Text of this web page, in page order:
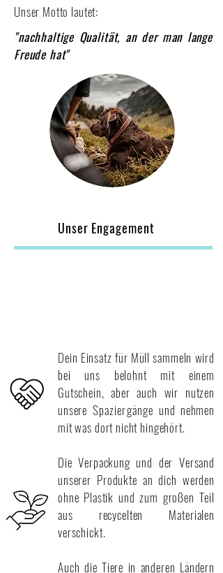
Unser Motto lautet:
"nachhaltige Qualität, an der man lange
Freude hat"
Unser Engagement
Dein Einsatz für Müll sammeln wird
bei uns belohnt mit einem
Gutschein, aber auch wir nutzen
unsere Spaziergänge und nehmen
mit was dort nicht hingehört.
Die Verpackung und der Versand
unserer Produkte an dich werden
ohne Plastik und zum großen Teil
aus recycelten Materialen
verschickt.
Auch die Tiere in anderen Ländern